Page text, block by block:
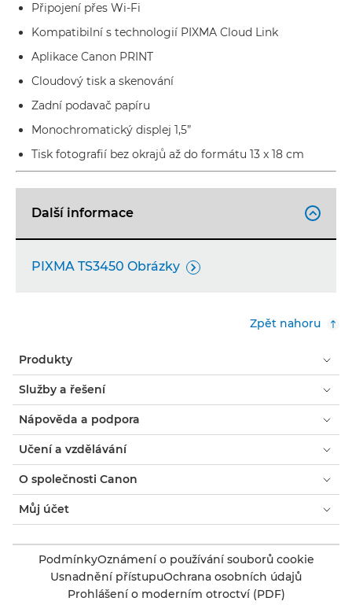
Připojení přes Wi-Fi
Kompatibilní s technologií PIXMA Cloud Link
Aplikace Canon PRINT
Cloudový tisk a skenování
Zadní podavač papíru
Monochromatický displej 1,5”
Tisk fotografií bez okrajů až do formátu 13 x 18 cm
Další informace 
PIXMA TS3450 Obrázky 
Zpět nahoru
Produkty
Služby a řešení
Nápověda a podpora
Učení a vzdělávání
O společnosti Canon
Můj účet
PodmínkyOznámení o používání souborů cookie
Usnadnění přístupuOchrana osobních údajů
Prohlášení o moderním otroctví (PDF)